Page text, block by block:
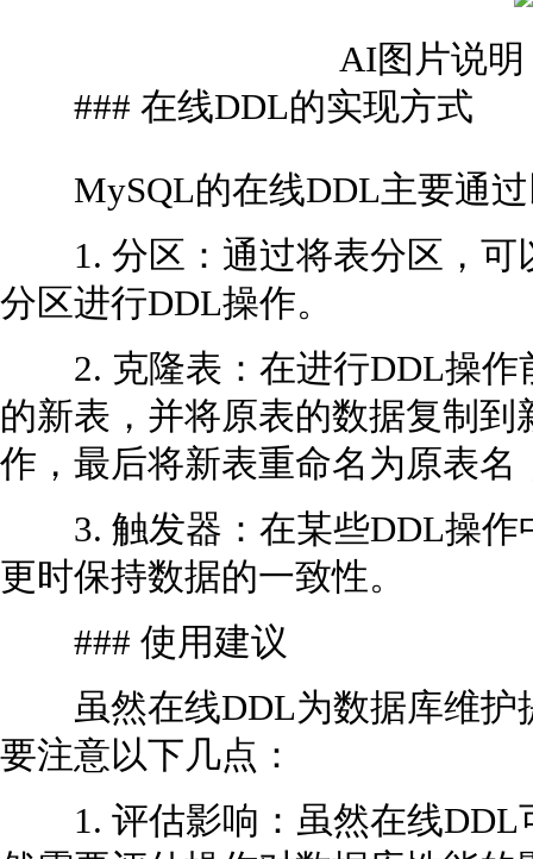
AI图片说
### 在线DDL的实现方式
MySQL的在线DDL主要通过
1. 分区：通过将表分区，可
分区进行DDL操作。
2. 克隆表：在进行DDL操作
的新表，并将原表的数据复制
作，最后将新表重命名为原表名
3. 触发器：在某些DDL操作
更时保持数据的一致性。
### 使用建议
虽然在线DDL为数据库维护
要注意以下几点：
1. 评估影响：虽然在线DDL